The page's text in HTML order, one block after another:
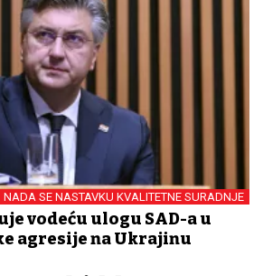
NADA SE NASTAVKU KVALITETNE SURADNJE
vodeću ulogu SAD-a u
agresije na Ukrajinu